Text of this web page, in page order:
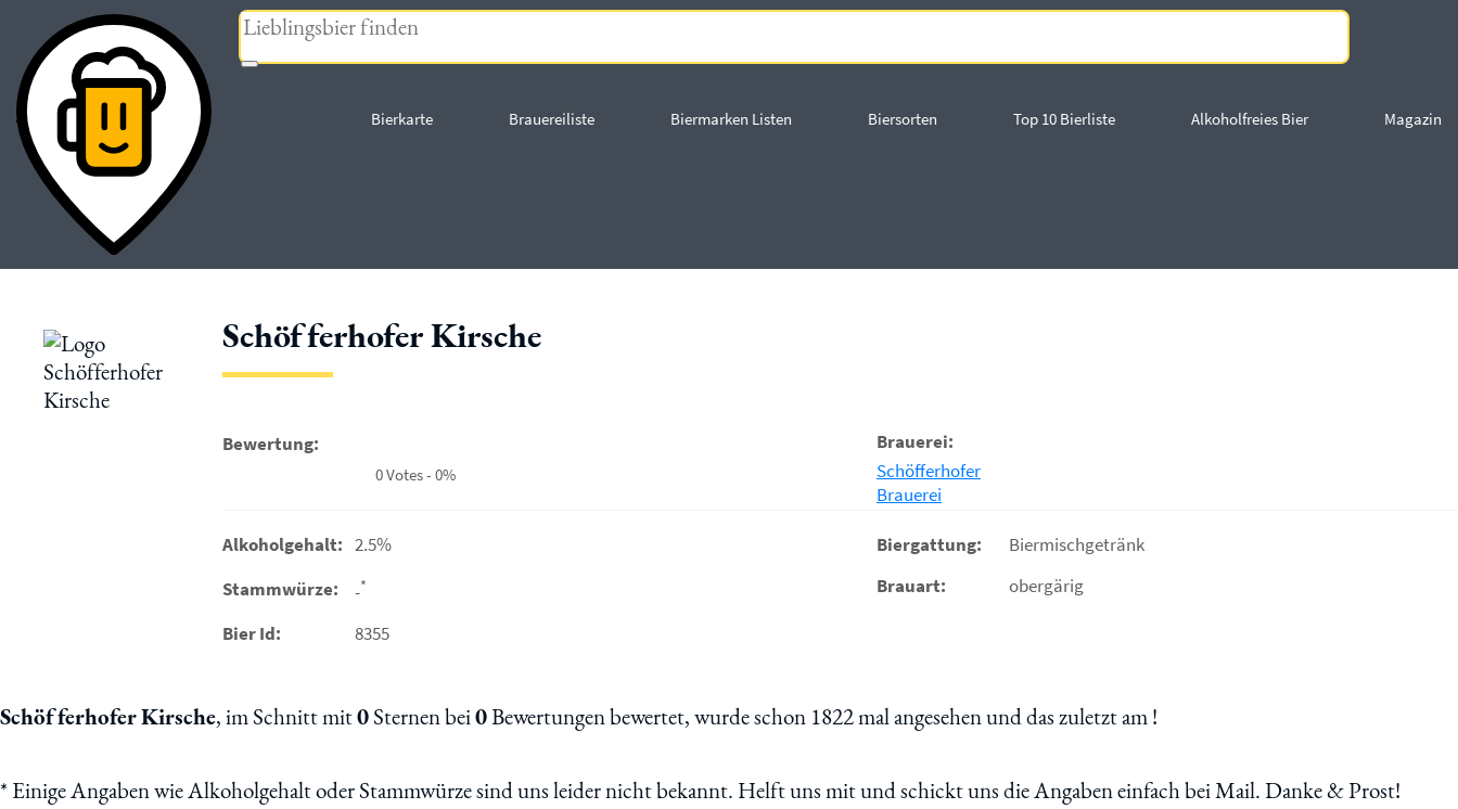
Bierkarte Brauereiliste Biermarken Listen Biersorten Top 10 Bierliste Alkoholfreies Bier Magazin
« zurück
Schöfferhofer Kirsche
Bewertung:
0 Votes - 0%
Brauerei:
Schöfferhofer
Brauerei
Alkoholgehalt: 2.5%
Stammwürze:
-*
Bier Id: 8355
Biergattung:
Biermischgetränk
Brauart:
obergärig
Schöfferhofer Kirsche, im Schnitt mit0Sternen bei0Bewertungen bewertet, wurde schon 1822 mal angesehen und das zuletzt am !
*Einige Angaben wie Alkoholgehalt oder Stammwürze sind uns leider nicht bekannt. Helft uns mit und schickt uns die Angaben einfach bei Mail. Danke & Prost!